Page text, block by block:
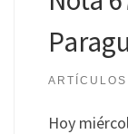
ARTÍCULOS
Hoy